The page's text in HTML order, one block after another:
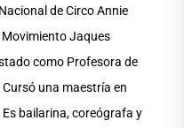
de Circo Annie
Movimiento Jaques
como Profesora de
una maestría en
bailarina, coreógrafa y